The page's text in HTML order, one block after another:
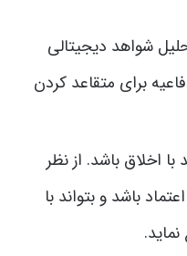
شواهد دیجیتالی
برای متقاعد کردن
اخلاق باشد. از نظر
باشد و بتواند با